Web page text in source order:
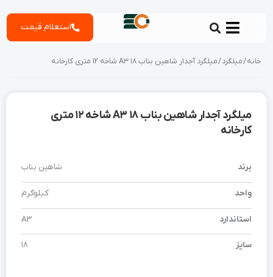
استعلام قیمت
خانه/میلگرد/ میلگرد آجدار شاهین بناب 18 A3 شاخه 12 متری کارخانه
میلگرد آجدار شاهین بناب 18 A3 شاخه 12 متری
کارخانه
برند شاهین بناب
واحد کیلوگرم
استاندارد A3
سایز 18